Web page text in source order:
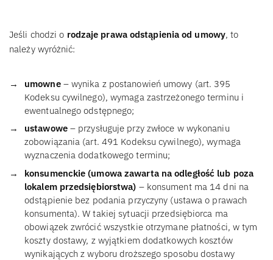
Jeśli chodzi o rodzaje prawa odstąpienia od umowy, to
należy wyróżnić:
umowne– wynika z postanowień umowy (art. 395
Kodeksu cywilnego), wymaga zastrzeżonego terminu i
ewentualnego odstępnego;
ustawowe– przysługuje przy zwłoce w wykonaniu
zobowiązania (art. 491 Kodeksu cywilnego), wymaga
wyznaczenia dodatkowego terminu;
konsumenckie (umowa zawarta na odległość lub poza
lokalem przedsiębiorstwa) – konsument ma 14 dni na
odstąpienie bez podania przyczyny (ustawa o prawach
konsumenta). W takiej sytuacji przedsiębiorca ma
obowiązek zwrócić wszystkie otrzymane płatności, w tym
koszty dostawy, z wyjątkiem dodatkowych kosztów
wynikających z wyboru droższego sposobu dostawy